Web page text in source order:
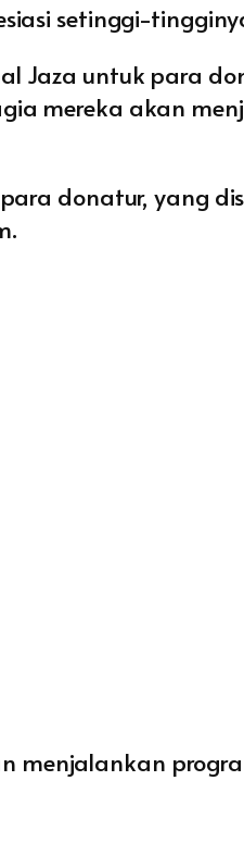
setinggi-
Jaza untuk para
mereka akan
donatur, yang